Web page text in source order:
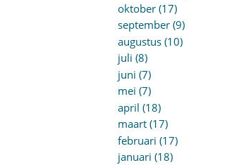
oktober (17)
september (9)
augustus (10)
juli (8)
juni (7)
mei (7)
april (18)
maart (17)
februari (17)
januari (18)